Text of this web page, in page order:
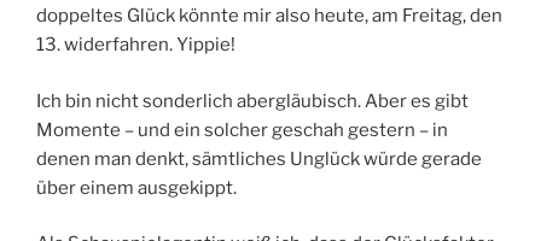
doppeltes Glück könnte mir also heute, am Freitag, den
13. widerfahren. Yippie!
Ich bin nicht sonderlich abergläubisch. Aber es gibt
Momente – und ein solcher geschah gestern – in
denen man denkt, sämtliches Unglück würde gerade
über einem ausgekippt.